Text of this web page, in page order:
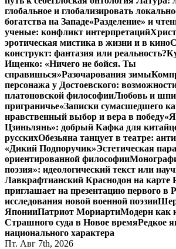
глобальное и глобализировать
богатства на Западе«Разделение» и
ученые: конфликт интерпретаций
эротическая мистика в жизни и в кино
конструкт: фантазия или реальность?
Ищенко: «Ничего не бойся. Ты
справишься»Разочарования зимы
персонажа у Достоевского:
платоновской философииЛюбовь и
приграничье«Записки сумасшедшего
нравственный выбор и вера в победу
Цзиньлянь»: добрый Кафка для
русскихОбезьяна танцует в театре:
«Дикий Подпоручик»Эстетическая
ориентированной философии
поэзия»: идеологический текст или
Лавкрафтианский Краснодон на карте
приглашает на презентацию первого в
исследования новой военной поэзии
ЯпонииПатриот МориартиМодерн как
Страшного суда в Новое времяРедкое
национального характера
Пт. Авг 7th, 2026